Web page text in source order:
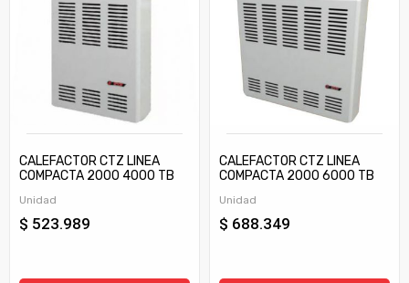
CALEFACTOR CTZ LINEA
COMPACTA 2000 4000 TB
Unidad
$ 523.989
CALEFACTOR CTZ LINEA
COMPACTA 2000 6000 TB
Unidad
$ 688.349